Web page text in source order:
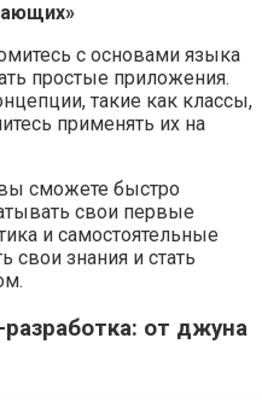
с основами языка
простые приложения.
такие как классы,
применять их на
сможете быстро
свои первые
и самостоятельные
свои знания и стать
от джуна